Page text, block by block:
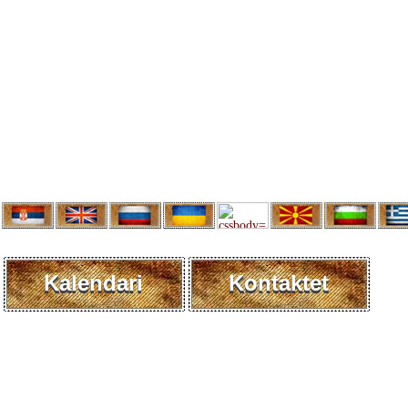
Kalendari Kontaktet